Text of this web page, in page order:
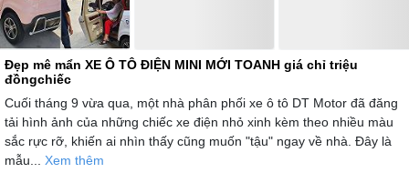
Đẹp mê mẩn XE Ô TÔ ĐIỆN MINI MỚI TOANH giá chỉ triệu
đồngchiếc
Cuối tháng 9 vừa qua, một nhà phân phối xe ô tô DT Motor đã đăng
tải hình ảnh của những chiếc xe điện nhỏ xinh kèm theo nhiều màu
sắc rực rỡ, khiến ai nhìn thấy cũng muốn "tậu" ngay về nhà. Đây là
mẫu... Xem thêm